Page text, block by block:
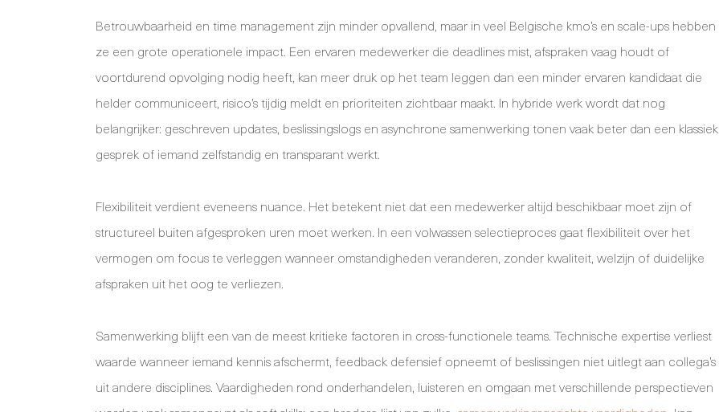
Betrouwbaarheid en time management zijn minder opvallend, maar in veel Belgische kmo’s en scale-ups hebben
ze een grote operationele impact. Een ervaren medewerker die deadlines mist, afspraken vaag houdt of
voortdurend opvolging nodig heeft, kan meer druk op het team leggen dan een minder ervaren kandidaat die
helder communiceert, risico’s tijdig meldt en prioriteiten zichtbaar maakt. In hybride werk wordt dat nog
belangrijker: geschreven updates, beslissingslogs en asynchrone samenwerking tonen vaak beter dan een klassiek
gesprek of iemand zelfstandig en transparant werkt.
Flexibiliteit verdient eveneens nuance. Het betekent niet dat een medewerker altijd beschikbaar moet zijn of
structureel buiten afgesproken uren moet werken. In een volwassen selectieproces gaat flexibiliteit over het
vermogen om focus te verleggen wanneer omstandigheden veranderen, zonder kwaliteit, welzijn of duidelijke
afspraken uit het oog te verliezen.
Samenwerking blijft een van de meest kritieke factoren in cross-functionele teams. Technische expertise verliest
waarde wanneer iemand kennis afschermt, feedback defensief opneemt of beslissingen niet uitlegt aan collega’s
uit andere disciplines. Vaardigheden rond onderhandelen, luisteren en omgaan met verschillende perspectieven